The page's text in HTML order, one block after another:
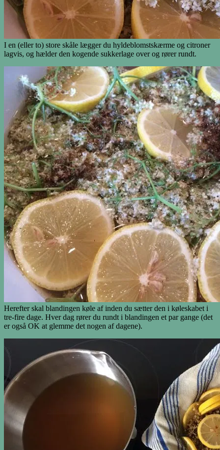
I en (eller to) store skåle lægger du hyldeblomstskærme og citroner
lagvis, og hælder den kogende sukkerlage over og rører rundt.
Herefter skal blandingen køle af inden du sætter den i køleskabet i
tre-fire dage. Hver dag rører du rundt i blandingen et par gange (det
er også OK at glemme det nogen af dagene).